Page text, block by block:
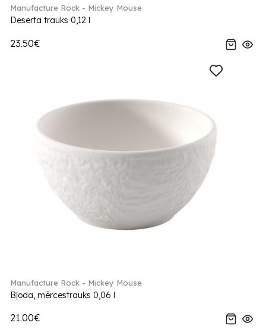
Manufacture Rock - Mickey Mouse
Deserta trauks 0,12 l
23.50€
Manufacture Rock - Mickey Mouse
Bļoda, mērcestrauks 0,06 l
21.00€